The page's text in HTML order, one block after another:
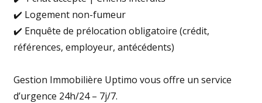
✔️ Logement non-fumeur
✔️ Enquête de prélocation obligatoire (crédit,
références, employeur, antécédents)
Gestion Immobilière Uptimo vous offre un service
d’urgence 24h/24 – 7j/7.